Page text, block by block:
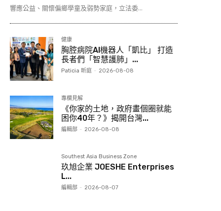
響應公益、關懷偏鄉學童及弱勢家庭，立法委...
健康
胸腔病院AI機器人「凱比」 打造
長者們「智慧護肺」...
Paticia 昕庭 - 2026-08-08
專欄見解
《你家的土地，政府畫個圈就能
困你40年？》揭開台灣...
編輯部 - 2026-08-08
Southest Asia Business Zone
玖旭企業 JOESHE Enterprises
L...
編輯部 - 2026-08-07